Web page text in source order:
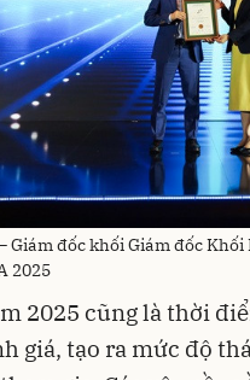
Giám đốc khối Giám đốc
2025
2025 cũng là thời
giá, tạo ra mức độ